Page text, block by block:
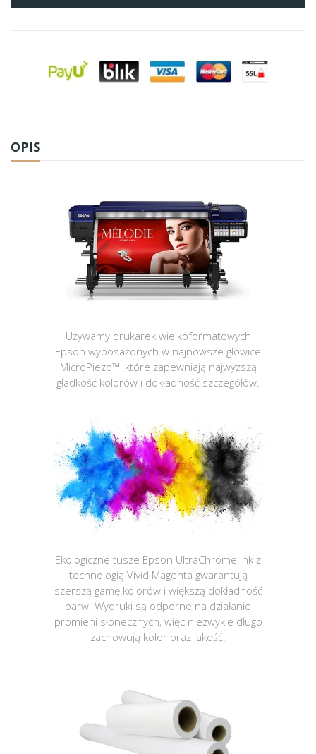
OPIS
Używamy drukarek wielkoformatowych
Epson wyposażonych w najnowsze głowice
MicroPiezo™, które zapewniają najwyższą
gładkość kolorów i dokładność szczegółów.
Ekologiczne tusze Epson UltraChrome Ink z
technologią Vivid Magenta gwarantują
szerszą gamę kolorów i większą dokładność
barw. Wydruki są odporne na działanie
promieni słonecznych, więc niezwykle długo
zachowują kolor oraz jakość.